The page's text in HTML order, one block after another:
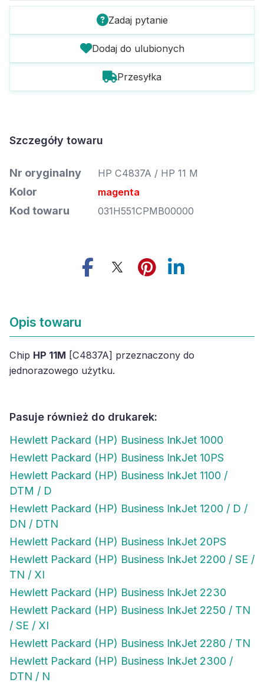
Zadaj pytanie
Dodaj do ulubionych
Przesyłka
Szczegóły towaru
Nr oryginalny HP C4837A / HP 11 M
Kolor magenta
Kod towaru 031H551CPMB00000
Opis towaru
Chip HP 11M [C4837A] przeznaczony do
jednorazowego użytku.
Pasuje również do drukarek:
Hewlett Packard (HP) Business InkJet 1000
Hewlett Packard (HP) Business InkJet 10PS
Hewlett Packard (HP) Business InkJet 1100 /
DTM / D
Hewlett Packard (HP) Business InkJet 1200 / D /
DN / DTN
Hewlett Packard (HP) Business InkJet 20PS
Hewlett Packard (HP) Business InkJet 2200 / SE /
TN / XI
Hewlett Packard (HP) Business InkJet 2230
Hewlett Packard (HP) Business InkJet 2250 / TN
/ SE / XI
Hewlett Packard (HP) Business InkJet 2280 / TN
Hewlett Packard (HP) Business InkJet 2300 /
DTN / N